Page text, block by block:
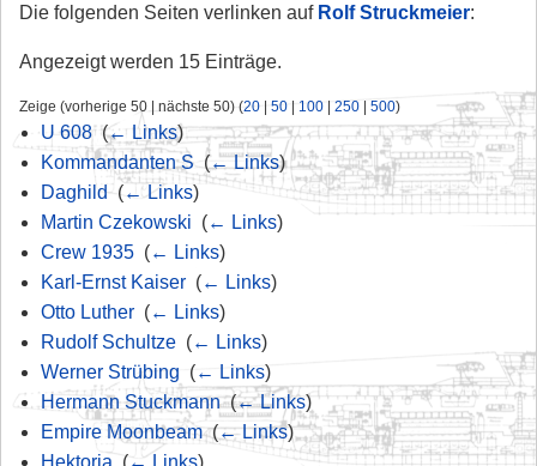
Die folgenden Seiten verlinken auf Rolf Struckmeier:
Angezeigt werden 15 Einträge.
Zeige (vorherige 50 | nächste 50) (20 | 50 | 100 | 250 | 500)
U 608‎(← Links)
Kommandanten S‎(← Links)
Daghild‎ (← Links)
Martin Czekowski (← Links)
Crew 1935‎ (← Links)
Karl-Ernst Kaiser‎ (← Links)
Otto Luther‎ (← Links)
Rudolf Schultze‎ (← Links)
Werner Strübing (← Links)
Hermann Stuckmann‎(← Links)
Empire Moonbeam‎(← Links)
Hektoria (← Links)